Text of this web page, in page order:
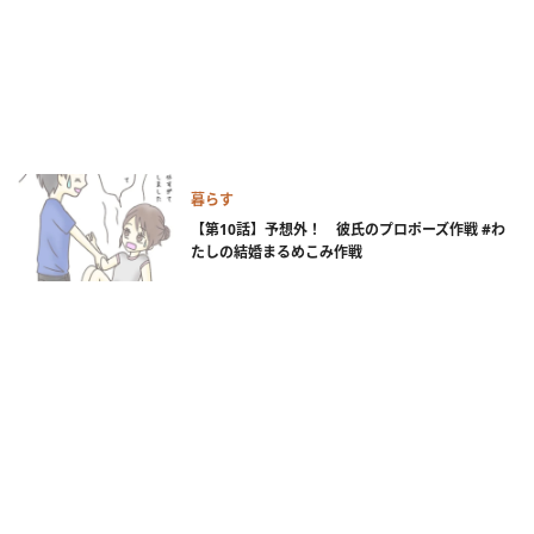
暮らす
【第10話】予想外！ 彼氏のプロポーズ作戦 #わ
たしの結婚まるめこみ作戦